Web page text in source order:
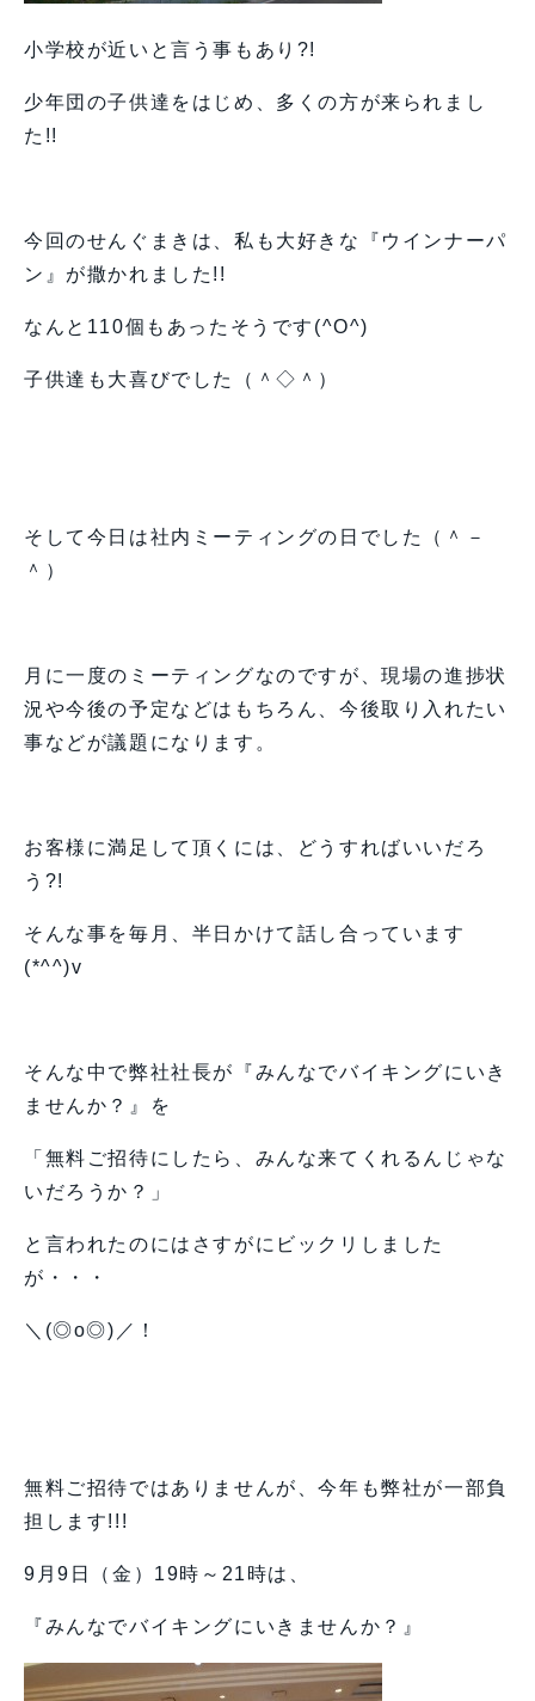
小学校が近いと言う事もあり?!
少年団の子供達をはじめ、多くの方が来られまし
た!!
今回のせんぐまきは、私も大好きな『ウインナーパ
ン』が撒かれました!!
なんと110個もあったそうです(^O^)
子供達も大喜びでした（＾◇＾）
そして今日は社内ミーティングの日でした（＾－
＾）
月に一度のミーティングなのですが、現場の進捗状
況や今後の予定などはもちろん、今後取り入れたい
事などが議題になります。
お客様に満足して頂くには、どうすればいいだろ
う?!
そんな事を毎月、半日かけて話し合っています
(*^^)v
そんな中で弊社社長が『みんなでバイキングにいき
ませんか？』を
「無料ご招待にしたら、みんな来てくれるんじゃな
いだろうか？」
と言われたのにはさすがにビックリしました
が・・・
＼(◎o◎)／！
無料ご招待ではありませんが、今年も弊社が一部負
担します!!!
9月9日（金）19時～21時は、
『みんなでバイキングにいきませんか？』